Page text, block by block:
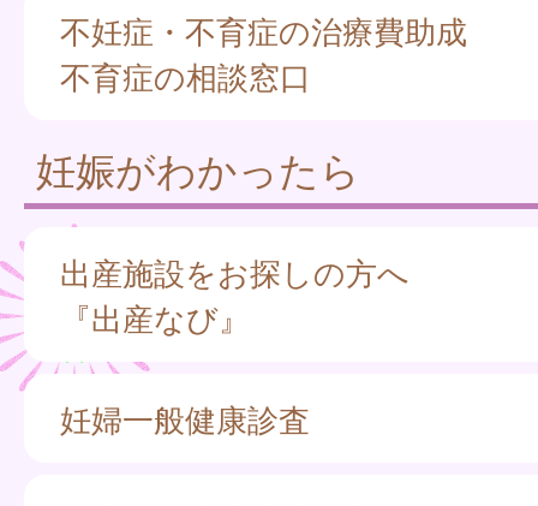
不妊症・不育症の治療費助成
不育症の相談窓口
妊娠がわかったら
出産施設をお探しの方へ
『出産なび』
妊婦一般健康診査